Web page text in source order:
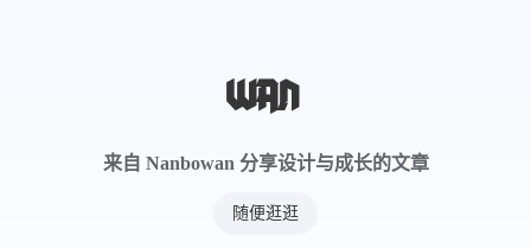
来自 Nanbowan 分享设计与成长的文章
随便逛逛